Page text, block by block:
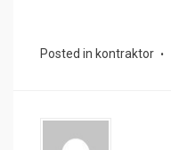
Posted in kontraktor